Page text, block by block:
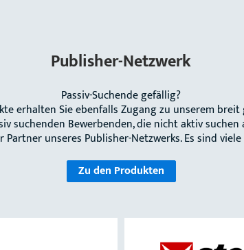
Publisher-Netzwerk
Passiv-Suchende gefällig?
erhalten Sie ebenfalls Zugang zu unserem
suchenden Bewerbenden, die nicht aktiv
Partner unseres Publisher-Netzwerks. Es sind
Zu den Produkten